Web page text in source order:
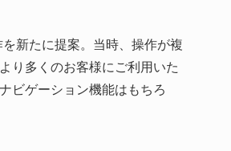
新たに提案。当時、操作が複
り多くのお客様にご利用いた
ビゲーション機能はもちろ